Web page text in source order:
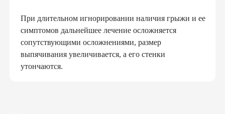
При длительном игнорировании наличия грыжи и ее
симптомов дальнейшее лечение осложняется
сопутствующими осложнениями, размер
выпячивания увеличивается, а его стенки
утончаются.